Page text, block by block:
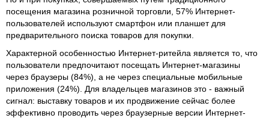
посещения магазина розничной торговли, 57% Интернет-
пользователей используют смартфон или планшет для
предварительного поиска товаров для покупки.
Характерной особенностью Интернет-ритейла является то, что
пользователи предпочитают посещать Интернет-магазины
через браузеры (84%), а не через специальные мобильные
приложения (24%). Для владельцев магазинов это - важный
сигнал: выставку товаров и их продвижение сейчас более
эффективно проводить через браузерные версии Интернет-